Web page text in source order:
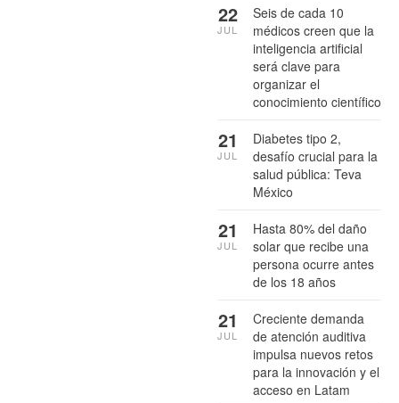
Seis de cada 10
médicos creen que la
inteligencia artificial
será clave para
organizar el
conocimiento científico
22
JUL
Diabetes tipo 2,
desafío crucial para la
salud pública: Teva
México
21
JUL
Hasta 80% del daño
solar que recibe una
persona ocurre antes
de los 18 años
21
JUL
Creciente demanda
de atención auditiva
impulsa nuevos retos
para la innovación y el
acceso en Latam
21
JUL